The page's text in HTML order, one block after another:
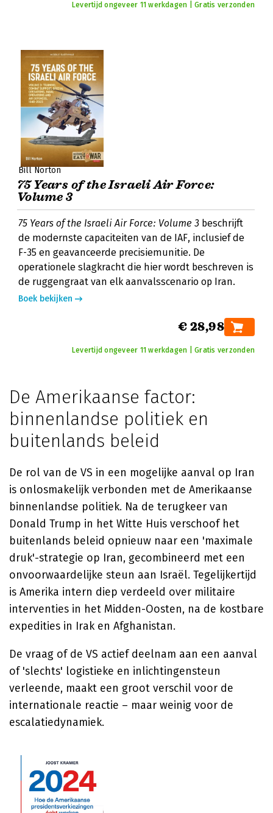
Levertijd ongeveer 11 werkdagen | Gratis verzonden
Bill Norton
75 Years of the Israeli Air Force:
Volume 3
75 Years of the Israeli Air Force: Volume 3 beschrijft
de modernste capaciteiten van de IAF, inclusief de
F-35 en geavanceerde precisiemunitie. De
operationele slagkracht die hier wordt beschreven is
de ruggengraat van elk aanvalsscenario op Iran.
Boek bekijken
€ 28,98
Levertijd ongeveer 11 werkdagen | Gratis verzonden
De Amerikaanse factor:
binnenlandse politiek en
buitenlands beleid
De rol van de VS in een mogelijke aanval op Iran
is onlosmakelijk verbonden met de Amerikaanse
binnenlandse politiek. Na de terugkeer van
Donald Trump in het Witte Huis verschoof het
buitenlands beleid opnieuw naar een 'maximale
druk'-strategie op Iran, gecombineerd met een
onvoorwaardelijke steun aan Israël. Tegelijkertijd
is Amerika intern diep verdeeld over militaire
interventies in het Midden-Oosten, na de kostbare
expedities in Irak en Afghanistan.
De vraag of de VS actief deelnam aan een aanval
of 'slechts' logistieke en inlichtingensteun
verleende, maakt een groot verschil voor de
internationale reactie – maar weinig voor de
escalatiedynamiek.